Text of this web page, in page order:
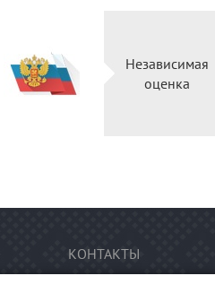
Независимая
оценка
КОНТАКТЫ